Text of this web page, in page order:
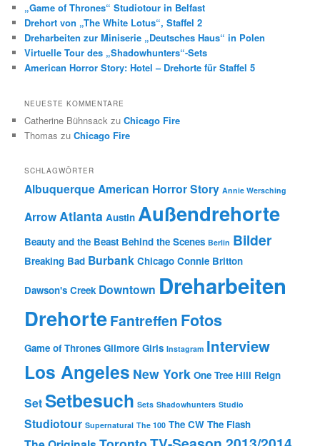
„Game of Thrones“ Studiotour in Belfast
Drehort von „The White Lotus“, Staffel 2
Dreharbeiten zur Miniserie „Deutsches Haus“ in Polen
Virtuelle Tour des „Shadowhunters“-Sets
American Horror Story: Hotel – Drehorte für Staffel 5
NEUESTE KOMMENTARE
Catherine Bühnsack zuChicago Fire
Thomas zuChicago Fire
SCHLAGWÖRTER
AlbuquerqueAmerican Horror Story Annie Wersching
ArrowAtlanta Austin Außendrehorte
Beauty and the Beast Behind the Scenes Berlin Bilder
Breaking Bad Burbank Chicago Connie Britton
Dawson's Creek Downtown Dreharbeiten
DrehorteFantreffen Fotos
Game of Thrones Gilmore Girls Instagram Interview
Los Angeles New York One Tree Hill Reign
SetSetbesuch Sets Shadowhunters Studio
Studiotour Supernatural The 100 The CW The Flash